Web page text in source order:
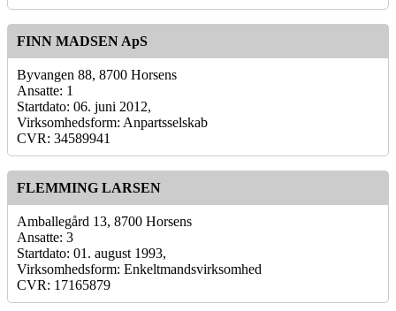
FINN MADSEN ApS
Byvangen 88, 8700 Horsens
Ansatte: 1
Startdato: 06. juni 2012,
Virksomhedsform: Anpartsselskab
CVR: 34589941
FLEMMING LARSEN
Amballegård 13, 8700 Horsens
Ansatte: 3
Startdato: 01. august 1993,
Virksomhedsform: Enkeltmandsvirksomhed
CVR: 17165879